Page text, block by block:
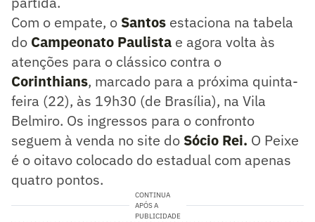
Com o empate, o Santos estaciona na tabela
do Campeonato Paulista e agora volta às
atenções para o clássico contra o
Corinthians, marcado para a próxima quinta-
feira (22), às 19h30 (de Brasília), na Vila
Belmiro. Os ingressos para o confronto
seguem à venda no site do Sócio Rei. O Peixe
é o oitavo colocado do estadual com apenas
quatro pontos.
CONTINUA
APÓS A
PUBLICIDADE